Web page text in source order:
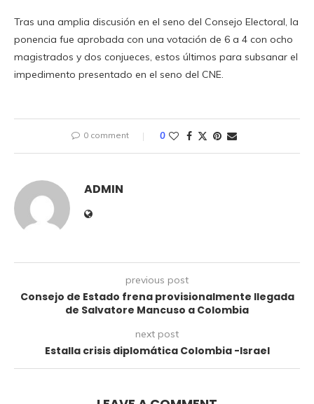
Tras una amplia discusión en el seno del Consejo Electoral, la
ponencia fue aprobada con una votación de 6 a 4 con ocho
magistrados y dos conjueces, estos últimos para subsanar el
impedimento presentado en el seno del CNE.
0 comment 0
ADMIN
previous post
Consejo de Estado frena provisionalmente llegada
de Salvatore Mancuso a Colombia
next post
Estalla crisis diplomática Colombia -Israel